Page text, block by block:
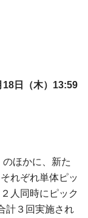
18日（木）13:59
ほかに、新た
れぞれ単体ピッ
人同時にピック
計３回実施され